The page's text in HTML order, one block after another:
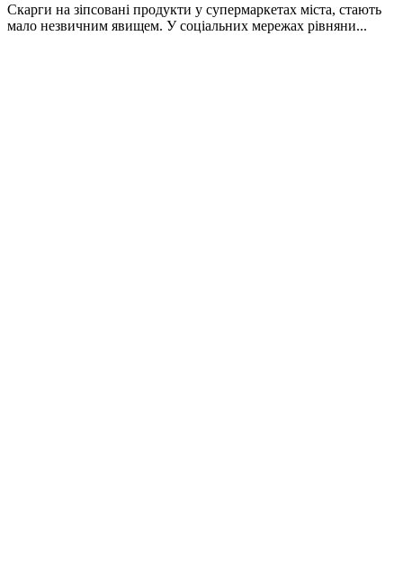
Скарги на зіпсовані продукти у супермаркетах міста, стають
мало незвичним явищем. У соціальних мережах рівняни...